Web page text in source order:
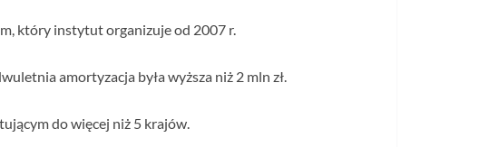
który instytut organizuje od 2007 r.
amortyzacja była wyższa niż 2 mln zł.
do więcej niż 5 krajów.